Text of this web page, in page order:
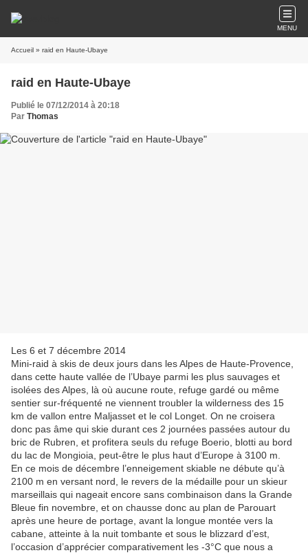
MENU
Accueil » raid en Haute-Ubaye
raid en Haute-Ubaye
Publié le 07/12/2014 à 20:18
Par Thomas
Les 6 et 7 décembre 2014
Mini-raid à skis de deux jours dans les Alpes de Haute-Provence,
dans cette haute vallée de l’Ubaye parmi les plus sauvages et
isolées des Alpes, là où aucune route, refuge gardé ou même
sentier sur-fréquenté ne viennent troubler la wilderness des 15
km de vallon entre Maljasset et le col Longet. On ne croisera
donc pas âme qui skie durant ces 2 journées passées autour du
bric de Rubren, et profitera seuls du refuge Boerio, blotti au bord
du lac de Mongioia, peut-être le plus haut d’Europe à 3100 m.
En ce mois de décembre l’enneigement skiable ne débute qu’à
2100 m en versant nord, le revers de la médaille pour un skieur
marseillais qui nageait encore sans combinaison dans la Grande
Bleue fin novembre, et on chausse donc au plan de Parouart
après une heure de portage, avant la longue montée vers la
cabane, atteinte à la nuit tombante et sous le blizzard d’est,
l’occasion d’apprécier comparativement les -3°C que nous a